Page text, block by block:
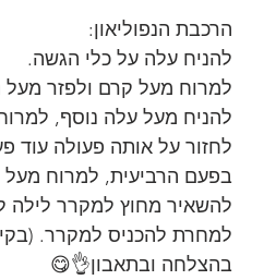
הרכבת הנפוליאון:
להניח עלה על כלי הגשה.
למרוח מעל קרם ולפזר מעל
להניח מעל עלה נוסף,
לחזור על אותה פעולה עוד
בפעם הרביעית, למרוח מעל
להשאיר מחוץ למקרר לילה
למחרת להכניס למקרר.
בהצלחה ובתאבון👌😋